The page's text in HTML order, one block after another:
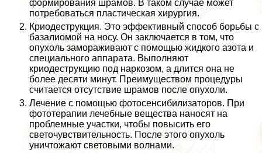
формирования шрамов. В таком случае может
потребоваться пластическая хирургия.
Криодеструкция. Это эффективный способ борьбы с
базалиомой на носу. Он заключается в том, что
опухоль замораживают с помощью жидкого азота и
специального аппарата. Выполняют
криодеструкцию под наркозом, а длится она не
более десяти минут. Преимуществом процедуры
считается отсутствие шрамов после опухоли.
Лечение с помощью фотосенсибилизаторов. При
фототерапии лечебные вещества наносят на
проблемные участки, чтобы повысить его
светочувствительность. После этого опухоль
уничтожают световыми волнами.